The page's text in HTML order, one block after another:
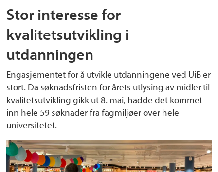
Stor interesse for
kvalitetsutvikling i
utdanningen
Engasjementet for å utvikle utdanningene ved UiB er
stort. Da søknadsfristen for årets utlysing av midler til
kvalitetsutvikling gikk ut 8. mai, hadde det kommet
inn hele 59 søknader fra fagmiljøer over hele
universitetet.